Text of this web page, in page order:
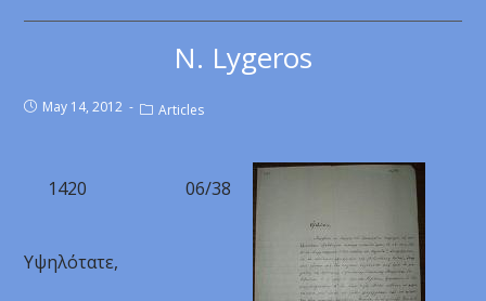
N. Lygeros
May 14, 2012 Articles
1420 06/38
Υψηλότατε,